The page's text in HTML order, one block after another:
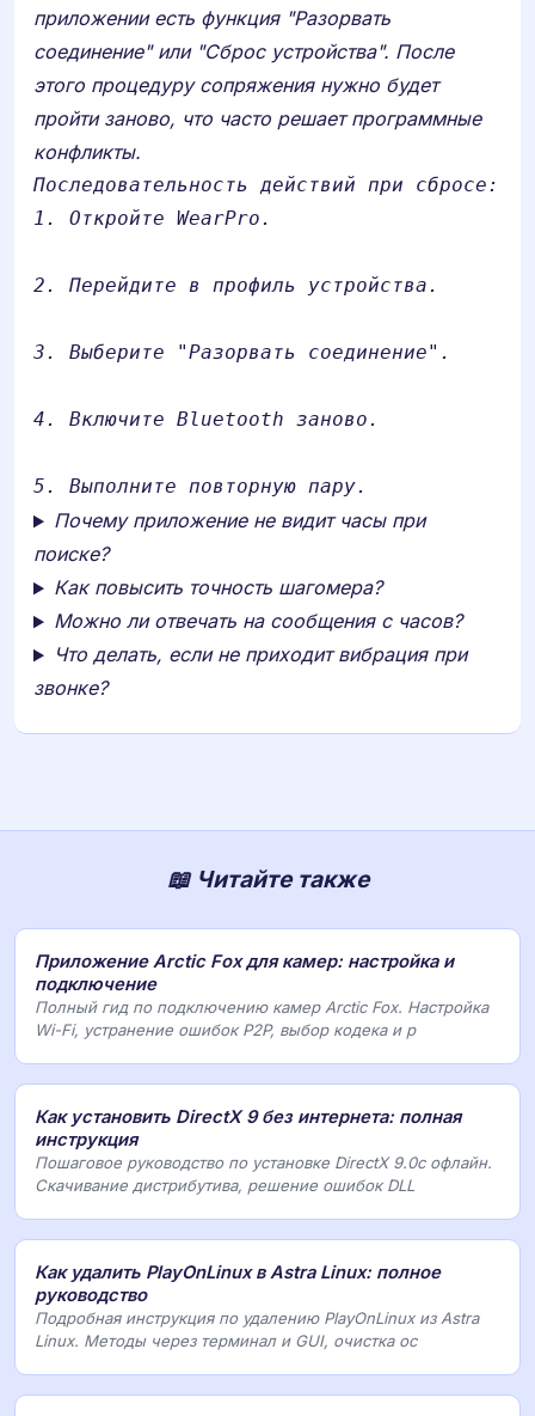
приложении есть функция "Разорвать
соединение" или "Сброс устройства". После
этого процедуру сопряжения нужно будет
пройти заново, что часто решает программные
конфликты.
1. Откройте WearPro.
2. Перейдите в профиль устройства.
3. Выберите "Разорвать соединение".
4. Включите Bluetooth заново.
5. Выполните повторную пару.
Почему приложение не видит часы при
поиске?
Как повысить точность шагомера?
Можно ли отвечать на сообщения с часов?
Что делать, если не приходит вибрация при
звонке?
📖 Читайте также
Приложение Arctic Fox для камер: настройка и
подключение
Полный гид по подключению камер Arctic Fox. Настройка
Wi-Fi, устранение ошибок P2P, выбор кодека и р
Как установить DirectX 9 без интернета: полная
инструкция
Пошаговое руководство по установке DirectX 9.0c офлайн.
Скачивание дистрибутива, решение ошибок DLL
Как удалить PlayOnLinux в Astra Linux: полное
руководство
Подробная инструкция по удалению PlayOnLinux из Astra
Linux. Методы через терминал и GUI, очистка ос